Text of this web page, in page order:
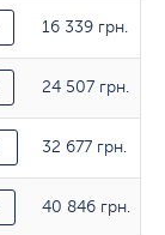
16 339 грн.
24 507 грн.
32 677 грн.
40 846 грн.